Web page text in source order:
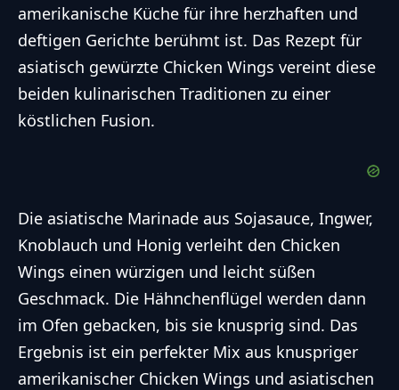
amerikanische Küche für ihre herzhaften und
deftigen Gerichte berühmt ist. Das Rezept für
asiatisch gewürzte Chicken Wings vereint diese
beiden kulinarischen Traditionen zu einer
köstlichen Fusion.
Die asiatische Marinade aus Sojasauce, Ingwer,
Knoblauch und Honig verleiht den Chicken
Wings einen würzigen und leicht süßen
Geschmack. Die Hähnchenflügel werden dann
im Ofen gebacken, bis sie knusprig sind. Das
Ergebnis ist ein perfekter Mix aus knuspriger
amerikanischer Chicken Wings und asiatischen